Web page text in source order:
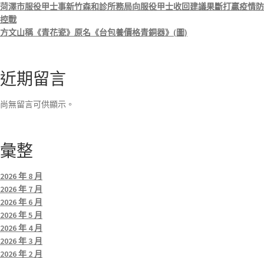
菏澤市服役甲士事新竹森和診所務局向服役甲士收回建議果斷打贏疫情防
控戰
方文山稱《青花瓷》原名《台包養價格青銅器》(圖)
近期留言
尚無留言可供顯示。
彙整
2026 年 8 月
2026 年 7 月
2026 年 6 月
2026 年 5 月
2026 年 4 月
2026 年 3 月
2026 年 2 月